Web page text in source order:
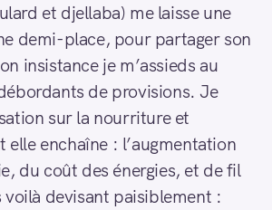
et djellaba) me laisse une
demi-place, pour partager son
insistance je m’assieds au
de provisions. Je
sur la nourriture et
elle enchaîne : l’augmentation
du coût des énergies, et de fil
voilà devisant paisiblement :